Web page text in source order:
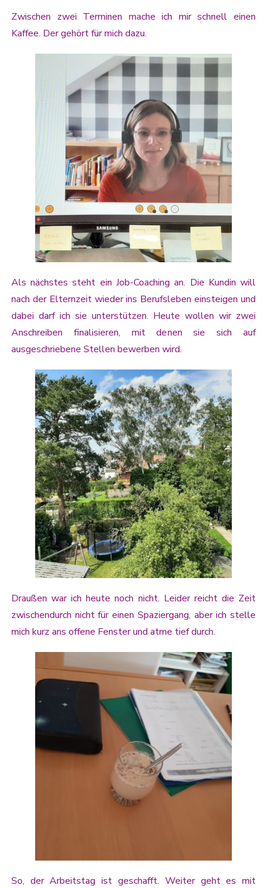
Zwischen zwei Terminen mache ich mir schnell einen
Kaffee. Der gehört für mich dazu.
Als nächstes steht ein Job-Coaching an. Die Kundin will
nach der Elternzeit wieder ins Berufsleben einsteigen und
dabei darf ich sie unterstützen. Heute wollen wir zwei
Anschreiben finalisieren, mit denen sie sich auf
ausgeschriebene Stellen bewerben wird.
Draußen war ich heute noch nicht. Leider reicht die Zeit
zwischendurch nicht für einen Spaziergang, aber ich stelle
mich kurz ans offene Fenster und atme tief durch.
So, der Arbeitstag ist geschafft. Weiter geht es mit